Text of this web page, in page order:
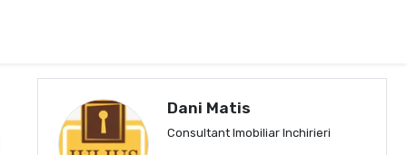
Dani Matis
Consultant Imobiliar Inchirieri